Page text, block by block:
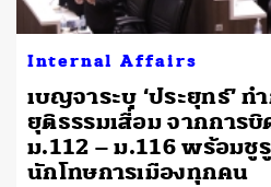
Internal Affairs
เบญจาระบุ ‘ประยุทธ์’ ท
ยุติธรรมเสื่อม จากการ
ม.112 – ม.116 พร้อมชู
นักโทษการเมืองทุกคน